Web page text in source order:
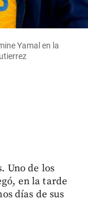
Yamal en la
Uno de los
en la tarde
días de sus